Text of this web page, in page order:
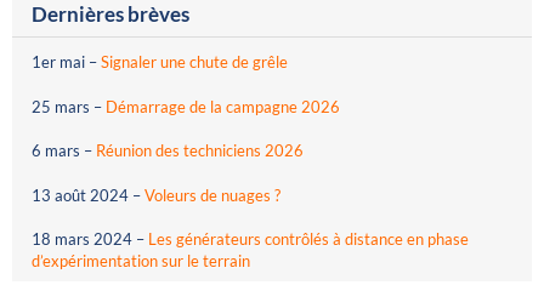
Dernières brèves
1er mai –Signaler une chute de grêle
25 mars – Démarrage de la campagne 2026
6 mars – Réunion des techniciens 2026
13 août 2024 –Voleurs de nuages ?
18 mars 2024 – Les générateurs contrôlés à distance en phase
d’expérimentation sur le terrain